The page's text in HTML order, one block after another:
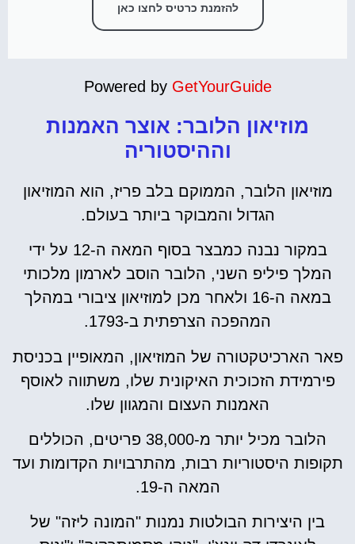
להזמנת כרטיס לחצו כאן
Powered by GetYourGuide
מוזיאון הלובר: אוצר האמנות
וההיסטוריה
מוזיאון הלובר, הממוקם בלב פריז, הוא המוזיאון
הגדול והמבוקר ביותר בעולם.
במקור נבנה כמבצר בסוף המאה ה-12 על ידי
המלך פיליפ השני, הלובר הוסב לארמון מלכותי
במאה ה-16 ולאחר מכן למוזיאון ציבורי במהלך
המהפכה הצרפתית ב-1793.
פאר הארכיטקטורה של המוזיאון, המאופיין בכניסת
פירמידת הזכוכית האיקונית שלו, משתווה לאוסף
האמנות העצום והמגוון שלו.
הלובר מכיל יותר מ-38,000 פריטים, הכוללים
תקופות היסטוריות רבות, מהתרבויות הקדומות ועד
המאה ה-19.
בין היצירות הבולטות נמנות "המונה ליזה" של